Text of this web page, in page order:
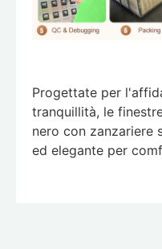
Progettate per
tranquillità, le
nero con zanzariere
ed elegante per